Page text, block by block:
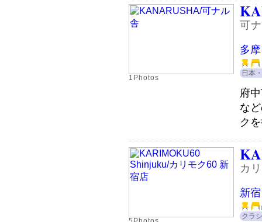
1Photos
可
多摩
日本
府
な
ク
カ
新宿
クラ